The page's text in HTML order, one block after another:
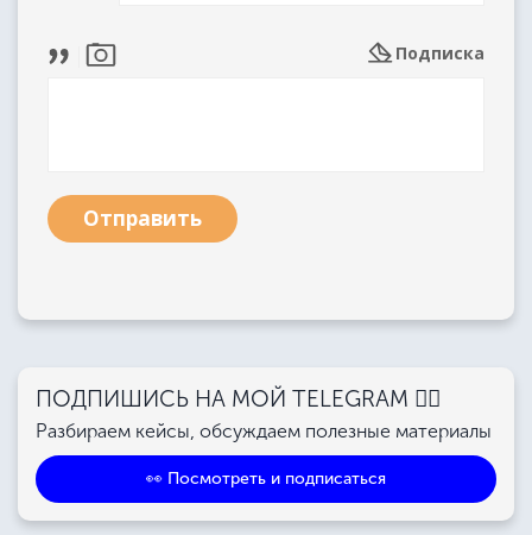
Подписка
Отправить
ПОДПИШИСЬ НА МОЙ TELEGRAM 👉🏻
Разбираем кейсы, обсуждаем полезные материалы
👀 Посмотреть и подписаться